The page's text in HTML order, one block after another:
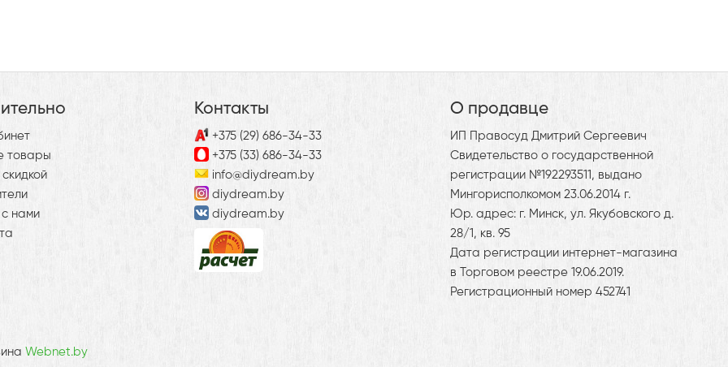
товары
с нами
Контакты
+375 (29) 686-34-33
+375 (33) 686-34-33
info@diydream.by
diydream.by
diydream.by
О продавце
ИП Правосуд Дмитрий Сергеевич
Свидетельство о государственной
регистрации №192293511, выдано
Мингорисполкомом 23.06.2014 г.
Юр. адрес: г. Минск, ул. Якубовского д.
28/1, кв. 95
Дата регистрации интернет-магазина
в Торговом реестре 19.06.2019.
Регистрационный номер 452741
Webnet.by